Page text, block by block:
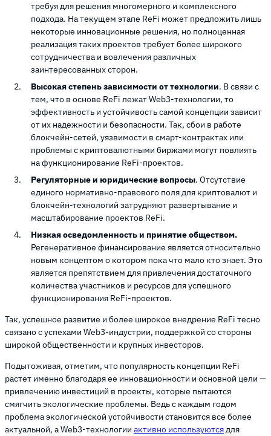
требуя для решения многомерного и комплексного
подхода. На текущем этапе ReFi может предложить лишь
некоторые инновационные решения, но полноценная
реализация таких проектов требует более широкого
сотрудничества и вовлечения различных
заинтересованных сторон.
Высокая степень зависимости от технологии. В связи с
тем, что в основе ReFi лежат Web3-технологии, то
эффективность и устойчивость самой концепции зависит
от их надежности и безопасности. Так, сбои в работе
блокчейн-сетей, уязвимости в смарт-контрактах или
проблемы с криптовалютными биржами могут повлиять
на функционирование ReFi-проектов.
Регуляторные и юридические вопросы. Отсутствие
единого нормативно-правового поля для криптовалют и
блокчейн-технологий затрудняют развертывание и
масштабирование проектов ReFi.
Низкая осведомленность и принятие обществом.
Регенеративное финансирование является относительно
новым концептом о котором пока что мало кто знает. Это
является препятствием для привлечения достаточного
количества участников и ресурсов для успешного
функционирования ReFi-проектов.
Так, успешное развитие и более широкое внедрение ReFi тесно
связано с успехами Web3-индустрии, поддержкой со стороны
широкой общественности и крупных инвесторов.
Подытоживая, отметим, что популярность концепции ReFi
растет именно благодаря ее инновационности и основной цели —
привлечению инвестиций в проекты, которые пытаются
смягчить экологические проблемы. Ведь с каждым годом
проблема экологической устойчивости становится все более
актуальной, а Web3-технологии активно используютсядля